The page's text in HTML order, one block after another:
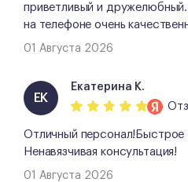
приветливый и
на телефоне очень
01 Августа 2026
ЕК
Екатерина К.
Отличный персонал!Быстрое
Ненавязчивая консультация!
01 Августа 2026